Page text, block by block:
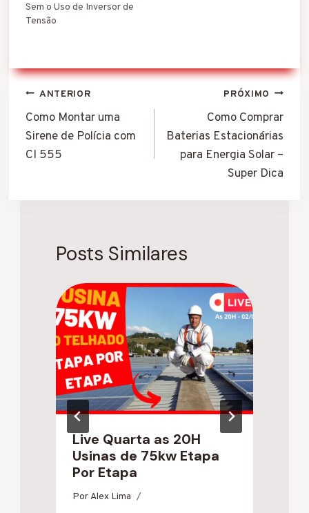
Sem o Uso de Inversor de
Tensão
Navegação
de
Post
ANTERIOR
Como Montar uma
Sirene de Polícia com
CI 555
PRÓXIMO
Como Comprar
Baterias Estacionárias
para Energia Solar –
Super Dica
Posts Similares
Live Quarta as 20H
Usinas de 75kw Etapa
Por Etapa
Por Alex Lima